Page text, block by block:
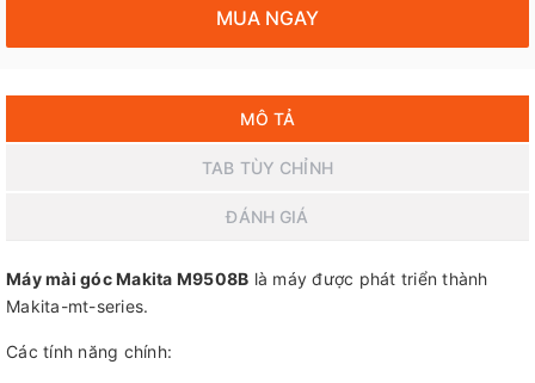
MUA NGAY
MÔ TẢ
TAB TÙY CHỈNH
ĐÁNH GIÁ
Máy mài góc Makita M9508B là máy được phát triển thành
Makita-mt-series.
Các tính năng chính: